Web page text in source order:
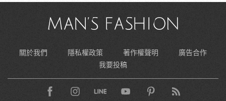
關於我們 隱私權政策 著作權聲明
廣告合作
我要投稿